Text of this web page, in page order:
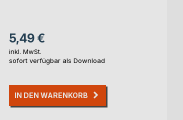
5,49 €
inkl. MwSt.
sofort verfügbar als Download
IN DEN WARENKORB